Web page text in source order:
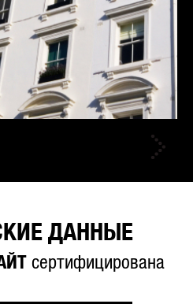
ДАННЫЕ
сертифицирована